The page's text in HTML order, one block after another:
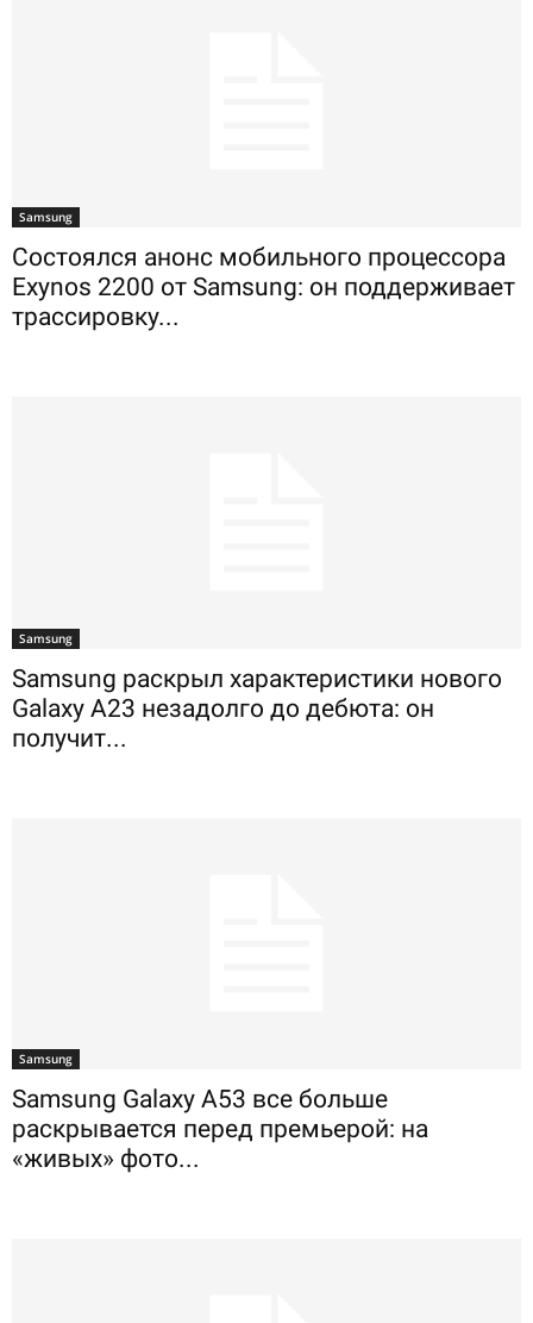
Samsung
Состоялся анонс мобильного процессора
Exynos 2200 от Samsung: он поддерживает
трассировку...
Samsung
Samsung раскрыл характеристики нового
Galaxy A23 незадолго до дебюта: он
получит...
Samsung
Samsung Galaxy A53 все больше
раскрывается перед премьерой: на
«живых» фото...